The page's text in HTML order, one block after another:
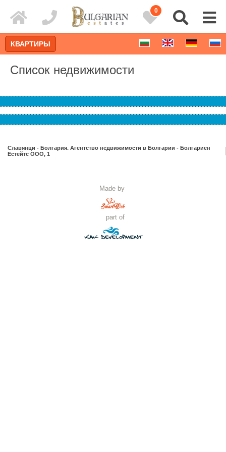
0
Расширенный поиск
КВАРТИРЫ
Список недвижимости
Славянци - Болгария. Агентство недвижимости в Болгарии - Болгариен
Естейтс ООО, 1
Made by
part of